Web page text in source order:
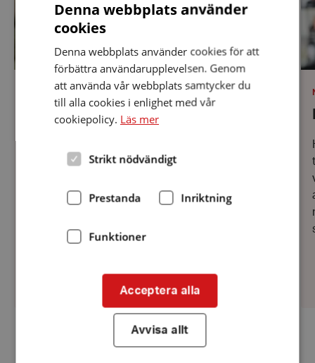
KATEGORI:
NYHETER
Datum:
3
mars
2022
3 mars 2022
Ge Region Stockholms invånare en
Idag, den 3 mars, är det World Hearing Day. I
Stockholms län belysa bristerna inom
de styrande politikerna att göra de
Denna webbplats använder
cookies
Denna webbplats använder cookies för att
förbättra användarupplevelsen. Genom
att använda vår webbplats samtycker du
till alla cookies i enlighet med vår
cookiepolicy. Läs mer
Strikt nödvändigt
Prestanda Inriktning
Funktioner
Acceptera alla
Avvisa allt